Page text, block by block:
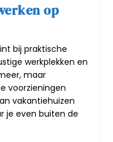
op
bij praktische
werkplekken en
maar
voorzieningen
vakantiehuizen
je even buiten de